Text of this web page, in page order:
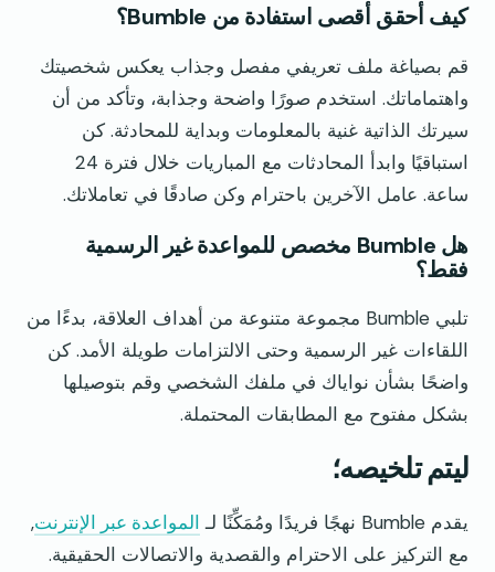
كيف أحقق أقصى استفادة من Bumble؟
قم بصياغة ملف تعريفي مفصل وجذاب يعكس شخصيتك
واهتماماتك. استخدم صورًا واضحة وجذابة، وتأكد من أن
سيرتك الذاتية غنية بالمعلومات وبداية للمحادثة. كن
استباقيًا وابدأ المحادثات مع المباريات خلال فترة 24
ساعة. عامل الآخرين باحترام وكن صادقًا في تعاملاتك.
هل Bumble مخصص للمواعدة غير الرسمية
فقط؟
تلبي Bumble مجموعة متنوعة من أهداف العلاقة، بدءًا من
اللقاءات غير الرسمية وحتى الالتزامات طويلة الأمد. كن
واضحًا بشأن نواياك في ملفك الشخصي وقم بتوصيلها
بشكل مفتوح مع المطابقات المحتملة.
ليتم تلخيصه؛
يقدم Bumble نهجًا فريدًا ومُمَكِّنًا لـ المواعدة عبر الإنترنت,
مع التركيز على الاحترام والقصدية والاتصالات الحقيقية.